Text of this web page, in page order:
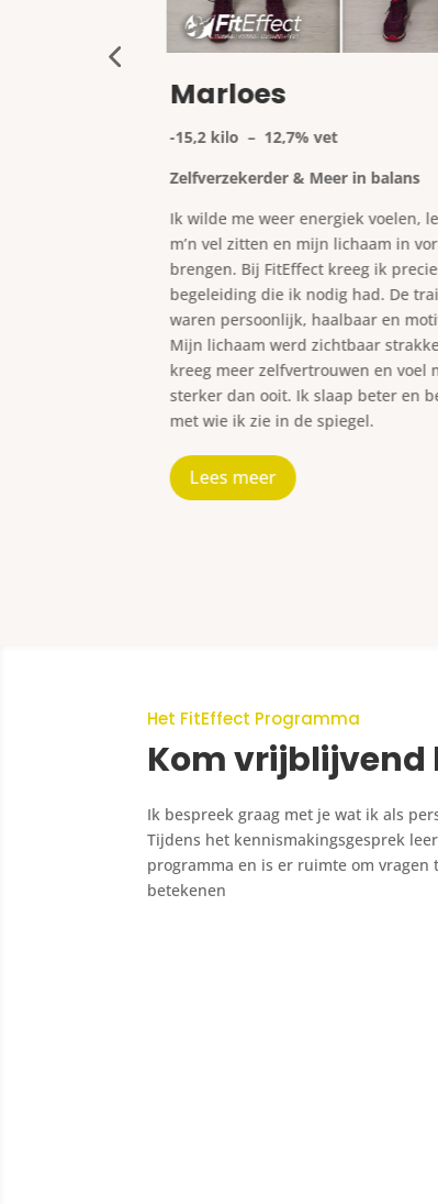
Marloes
-15,2 kilo – 12,7% vet
Zelfverzekerder & Meer in balans
Ik wilde me weer energiek voelen,
m’n vel zitten en mijn lichaam in
brengen. Bij FitEffect kreeg ik
begeleiding die ik nodig had. De
waren persoonlijk, haalbaar en
Mijn lichaam werd zichtbaar
kreeg meer zelfvertrouwen en voel
sterker dan ooit. Ik slaap beter en
met wie ik zie in de spiegel.
Lees meer
Het FitEffect Programma
Kom vrijblijvend
Ik bespreek graag met je wat ik als
Tijdens het kennismakingsgesprek
programma en is er ruimte om
betekenen